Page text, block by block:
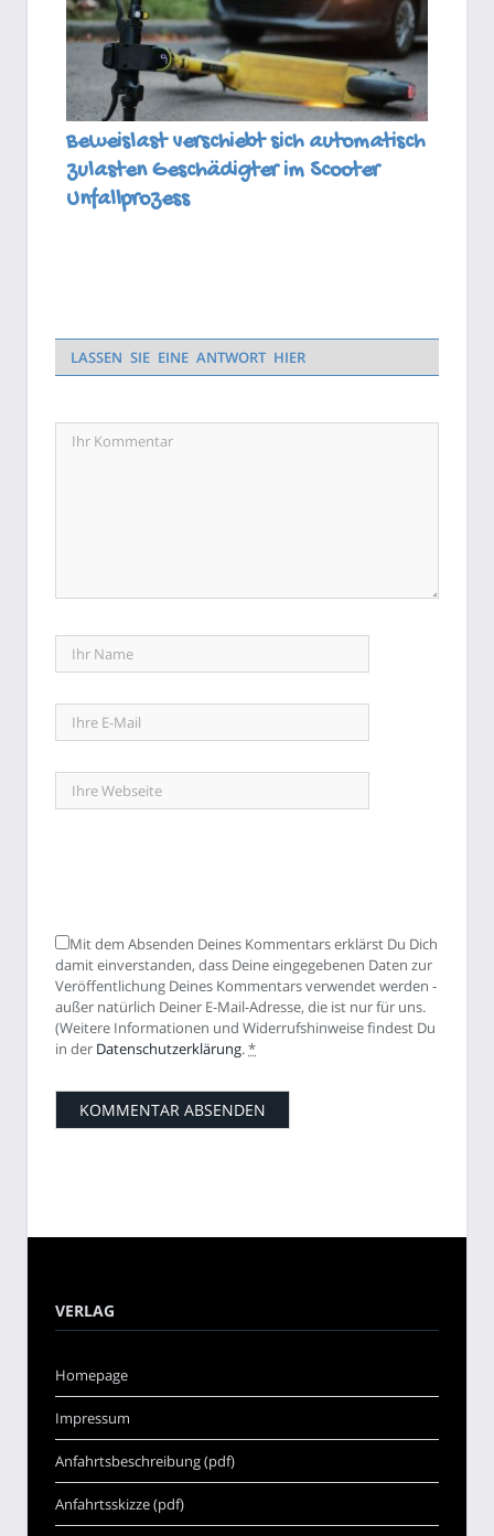
Beweislast verschiebt sich automatisch
zulasten Geschädigter im Scooter
Unfallprozess
LASSEN SIE EINE ANTWORT HIER
Mit dem Absenden Deines Kommentars erklärst Du Dich
damit einverstanden, dass Deine eingegebenen Daten zur
Veröffentlichung Deines Kommentars verwendet werden -
außer natürlich Deiner E-Mail-Adresse, die ist nur für uns.
(Weitere Informationen und Widerrufshinweise findest Du
in der Datenschutzerklärung.*
VERLAG
Homepage
Impressum
Anfahrtsbeschreibung (pdf)
Anfahrtsskizze (pdf)